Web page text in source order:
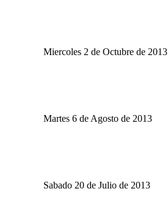
Miercoles 2 de Octubre de 2013
Martes 6 de Agosto de 2013
Sabado 20 de Julio de 2013